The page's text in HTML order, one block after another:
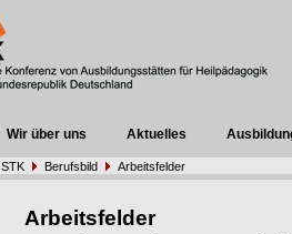
Wir über uns Aktuelles
STK Berufsbild Arbeitsfelder
Arbeitsfelder